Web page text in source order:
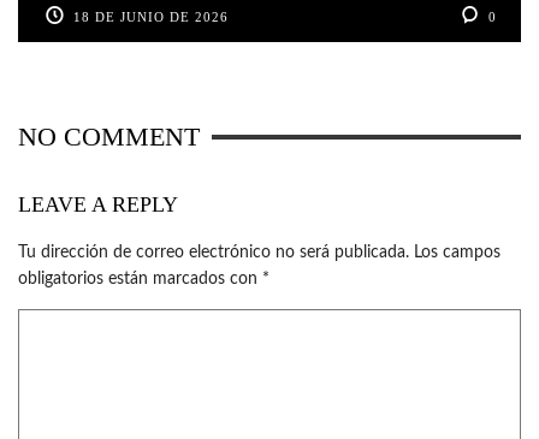
18 DE JUNIO DE 2026 0
NO COMMENT
LEAVE A REPLY
Tu dirección de correo electrónico no será publicada. Los campos
obligatorios están marcados con *